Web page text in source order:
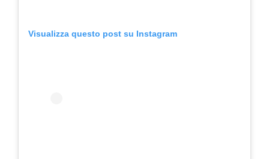
Visualizza questo post su Instagram